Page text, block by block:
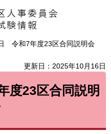
令和7年度23区合同説明会
更新日：2025年10月16日
23区合同説明